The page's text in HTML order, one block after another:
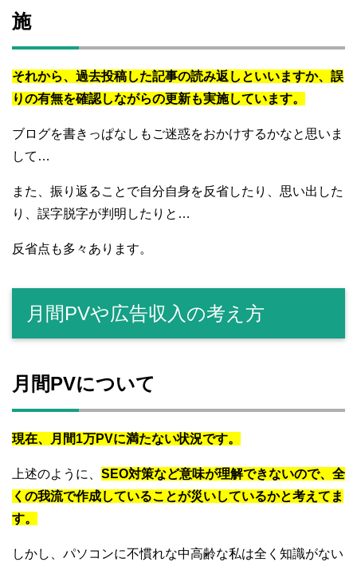
施
それから、過去投稿した記事の読み返しといいますか、誤
りの有無を確認しながらの更新も実施しています。
ブログを書きっぱなしもご迷惑をおかけするかなと思いま
して…
また、振り返ることで自分自身を反省したり、思い出した
り、誤字脱字が判明したりと…
反省点も多々あります。
月間PVや広告収入の考え方
月間PVについて
現在、月間1万PVに満たない状況です。
上述のように、 SEO対策など意味が理解できないので、全
くの我流で作成していることが災いしているかと考えてま
す。
しかし、パソコンに不慣れな中高齢な私は全く知識がない